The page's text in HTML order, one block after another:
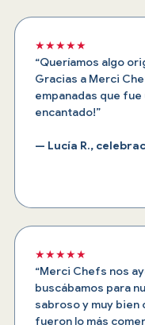
★★★★★
“Queríamos algo
Gracias a Merci
empanadas que fue
encantado!”
— Lucía R.,
★★★★★
“Merci Chefs nos
buscábamos para
sabroso y muy bien
fueron lo más